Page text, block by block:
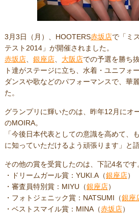
3月3日（月）、HOOTERS赤坂店で「ミ
テスト2014」が開催されました。
赤坂店、 銀座店、 大阪店での予選を勝ち
ト達がステージに立ち、水着・ユニフォ
ダンスや歌などのパフォーマンスで、華
た。
グランプリに輝いたのは、昨年12月にオ
のMOIRA。
「今後日本代表としての意識を高めて、
に知っていただけるよう頑張ります」と語
その他の賞を受賞したのは、下記4名です
・ドリームガール賞：YUKI.A（銀座店）
・審査員特別賞：MIYU（銀座店）
・フォトジェニック賞：NATSUMI（銀座
・ベストスマイル賞：MINA（赤坂店）